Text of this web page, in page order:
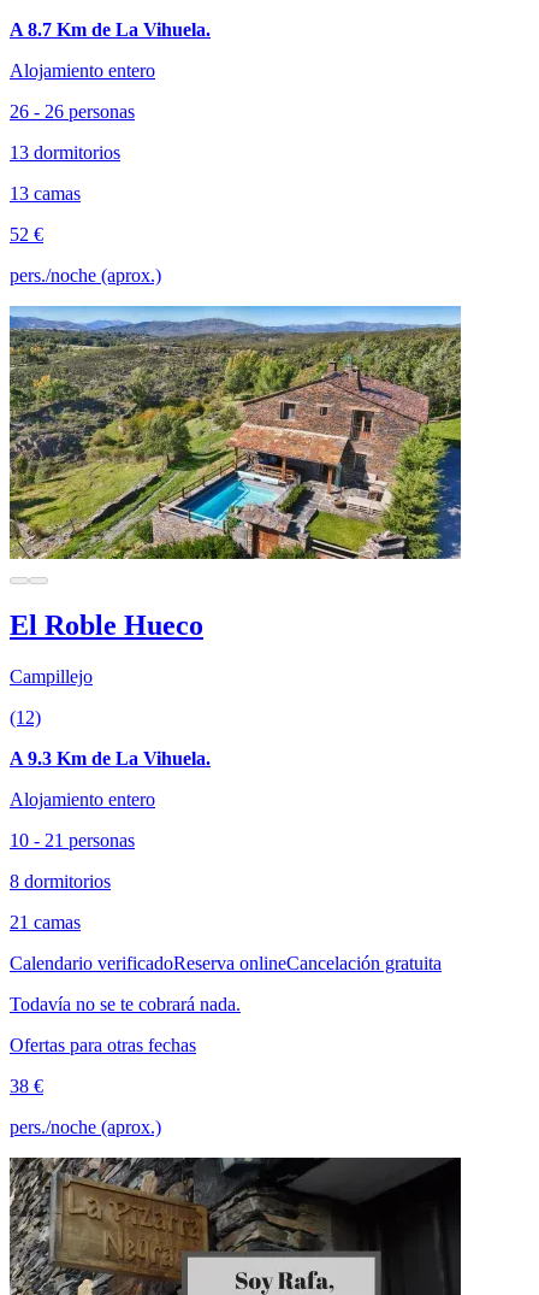
A 8.7 Km de La Vihuela.
Alojamiento entero
26 - 26 personas
13 dormitorios
13 camas
52 €
pers./noche (aprox.)
El Roble Hueco
Campillejo
(12)
A 9.3 Km de La Vihuela.
Alojamiento entero
10 - 21 personas
8 dormitorios
21 camas
Calendario verificadoReserva onlineCancelación gratuita
Todavía no se te cobrará nada.
Ofertas para otras fechas
38 €
pers./noche (aprox.)